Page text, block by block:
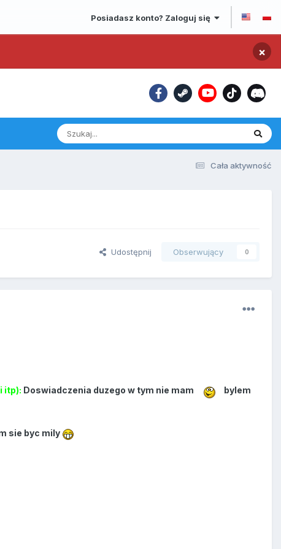
Posiadasz konto? Zaloguj się
×
Cała aktywność
Udostępnij Obserwujący 0
itp): Doswiadczenia duzego w tym nie mam
bylem
sie byc mily